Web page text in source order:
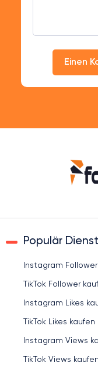
Einen
Populär
Instagram
TikTok Follower
Instagram Likes
TikTok Likes kaufen
Instagram Views
TikTok Views kaufen